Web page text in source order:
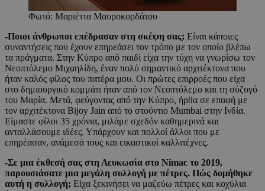
Φωτό: Μαριέττα Μαυροκορδάτου
-Ποιοι άνθρωποι επέδρασαν στη σκέψη σας; Είναι κάποιες
συναντήσεις που έχουν επηρεάσει τον τρόπο με τον οποίο βλέπω
τα πράγματα. Στην Κύπρο από παιδί είχα την τύχη να γνωρίσω τον
Νεοπτόλεμο Μιχαηλίδη, έναν πολύ σημαντικό αρχιτέκτονα που
ήταν καλός φίλος του πατέρα μου. Οι πρώτες επιρροές που είχα
στο δημιουργικό κομμάτι ήταν από τον Νεοπτόλεμο και τη σύζυγό
του Μαρία. Μετά, φεύγοντας από την Κύπρο, ήρθα σε επαφή με
τον αρχιτέκτονα Bijoy Jain από το στούντιο Mumbai στην Ινδία.
Είμαστε φίλοι 35 χρόνια, μιλάμε σχεδόν καθημερινά και
ανταλλάσουμε ιδέες. Υπάρχουν και πολλοί άλλοι που με
επηρέασαν, ανάμεσά τους και εικαστικοί καλλιτέχνες.
-Σε μια έκθεσή σας στη Λευκωσία στο Nimac το 2019,
παρουσιάσατε μια μεγάλη συλλογή με πέτρες. Πώς δομήθηκε
αυτή η συλλογή; Είχα ξεκινήσει να μαζεύω πέτρες και κοχύλια